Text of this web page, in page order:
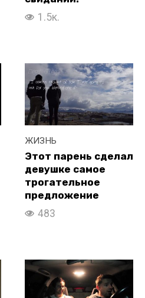
1.5к.
ЖИЗНЬ
Этот парень сделал
девушке самое
трогательное
предложение
483